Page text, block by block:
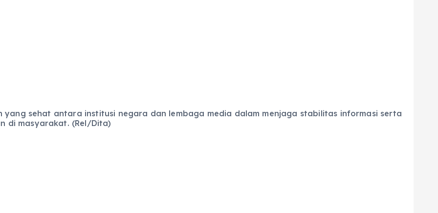
yang sehat antara institusi negara dan lembaga media dalam menjaga stabilitas informasi serta
di masyarakat. (Rel/Dita)